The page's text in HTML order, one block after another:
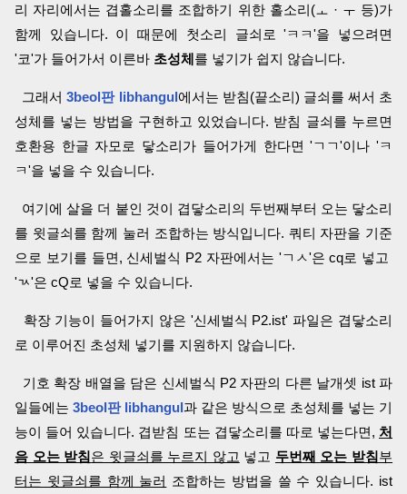
리 자리에서는 겹홀소리를 조합하기 위한 홀소리(ㅗ · ㅜ 등)가
함께 있습니다. 이 때문에 첫소리 글쇠로 'ㅋㅋ'을 넣으려면
'코'가 들어가서 이른바 초성체를 넣기가 쉽지 않습니다.
그래서3beol판 libhangul에서는 받침(끝소리) 글쇠를 써서 초
성체를 넣는 방법을 구현하고 있었습니다. 받침 글쇠를 누르면
호환용 한글 자모로 닿소리가 들어가게 한다면 'ㄱㄱ'이나 'ㅋ
ㅋ'을 넣을 수 있습니다.
여기에 살을 더 붙인 것이 겹닿소리의 두번째부터 오는 닿소리
를 윗글쇠를 함께 눌러 조합하는 방식입니다. 쿼티 자판을 기준
으로 보기를 들면, 신세벌식 P2 자판에서는 'ㄱㅅ'은 cq로 넣고
'ㄳ'은 cQ로 넣을 수 있습니다.
확장 기능이 들어가지 않은 '신세벌식 P2.ist' 파일은 겹닿소리
로 이루어진 초성체 넣기를 지원하지 않습니다.
기호 확장 배열을 담은 신세벌식 P2 자판의 다른 날개셋 ist 파
일들에는 3beol판 libhangul과 같은 방식으로 초성체를 넣는 기
능이 들어 있습니다. 겹받침 또는 겹닿소리를 따로 넣는다면, 처
음 오는 받침은 윗글쇠를 누르지 않고 넣고 두번째 오는 받침부
터는 윗글쇠를 함께 눌러 조합하는 방법을 쓸 수 있습니다. ist